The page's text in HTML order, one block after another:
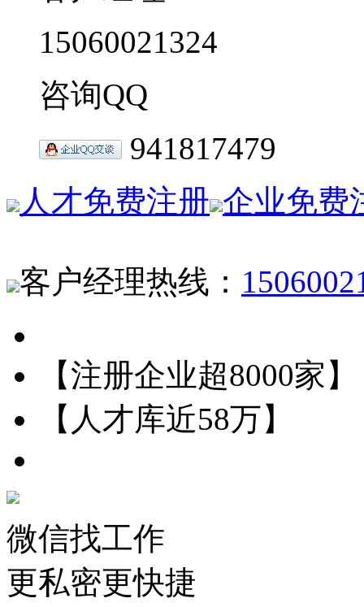
15060021324
咨询QQ
941817479
人才免费注册 企业免费
客户经理热线：
【注册企业超8000家】
【人才库近58万】
微信找工作
更私密更快捷